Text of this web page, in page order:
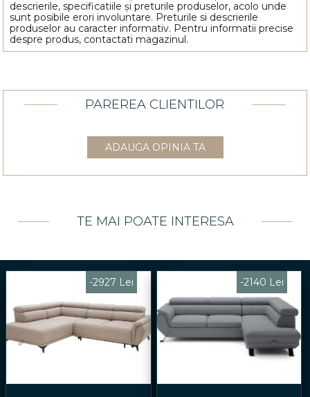
descrierile, specificatiile și preturile produselor, acolo unde
sunt posibile erori involuntare. Preturile si descrierile
produselor au caracter informativ. Pentru informatii precise
despre produs, contactati magazinul.
PAREREA CLIENTILOR
ADAUGA OPINIA TA
TE MAI POATE INTERESA
-2927 Lei -2140 Lei